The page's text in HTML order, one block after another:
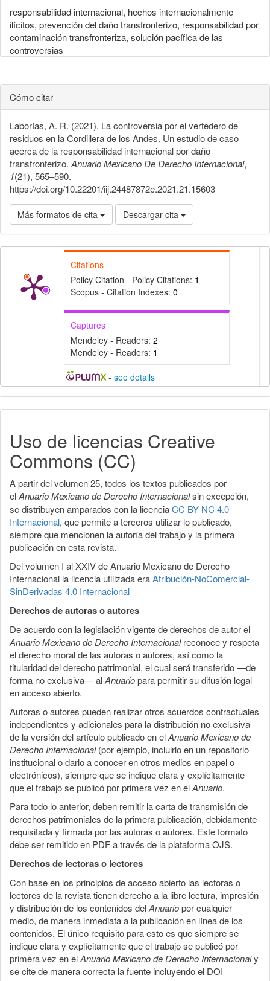
responsabilidad internacional, hechos internacionalmente
ilícitos, prevención del daño transfronterizo, responsabilidad por
contaminación transfronteriza, solución pacífica de las
controversias
Cómo citar
Laborías, A. R. (2021). La controversia por el vertedero de
residuos en la Cordillera de los Andes. Un estudio de caso
acerca de la responsabilidad internacional por daño
transfronterizo. Anuario Mexicano De Derecho Internacional,
1(21), 565–590.
https://doi.org/10.22201/iij.24487872e.2021.21.15603
Más formatos de cita Descargar cita
Citations
Policy Citation - Policy Citations: 1
Scopus - Citation Indexes: 0
Captures
Mendeley - Readers: 2
Mendeley - Readers: 1
- see details
Detalles
artículo
Uso de licencias Creative
Commons (CC)
A partir del volumen 25, todos los textos publicados por
elAnuario Mexicano de Derecho Internacionalsin excepción,
se distribuyen amparados con la licenciaCC BY-NC 4.0
Internacional, que permite a terceros utilizar lo publicado,
siempre que mencionen la autoría del trabajo y la primera
publicación en esta revista.
Del volumen I al XXIV de Anuario Mexicano de Derecho
Internacional la licencia utilizada eraAtribución-NoComercial-
SinDerivadas 4.0 Internacional
Derechos de autoras o autores
De acuerdo con la legislación vigente de derechos de autor el
Anuario Mexicano de Derecho Internacionalreconoce y respeta
el derecho moral de las autoras o autores, así como la
titularidad del derecho patrimonial, el cual será transferido —de
forma no exclusiva— alAnuariopara permitir su difusión legal
en acceso abierto.
Autoras o autores pueden realizar otros acuerdos contractuales
independientes y adicionales para la distribución no exclusiva
de la versión del artículo publicado en elAnuario Mexicano de
Derecho Internacional(por ejemplo, incluirlo en un repositorio
institucional o darlo a conocer en otros medios en papel o
electrónicos), siempre que se indique clara y explícitamente
que el trabajo se publicó por primera vez en elAnuario.
Para todo lo anterior, deben remitir la carta de transmisión de
derechos patrimoniales de la primera publicación, debidamente
requisitada y firmada por las autoras o autores. Este formato
debe ser remitido en PDF a través de la plataforma OJS.
Derechos de lectoras o lectores
Con base en los principios de acceso abierto las lectoras o
lectores de la revista tienen derecho a la libre lectura, impresión
y distribución de los contenidos delAnuariopor cualquier
medio, de manera inmediata a la publicación en línea de los
contenidos. El único requisito para esto es que siempre se
indique clara y explícitamente que el trabajo se publicó por
primera vez en elAnuario Mexicano de Derecho Internacionaly
se cite de manera correcta la fuente incluyendo el DOI